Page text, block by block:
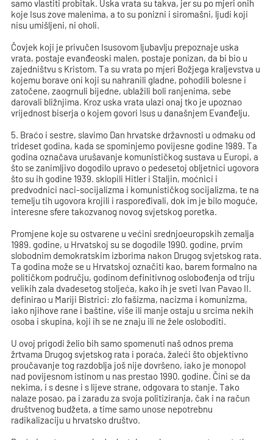
samo vlastiti probitak. Uska vrata su takva, jer su po mjeri onih
koje Isus zove malenima, a to su ponizni i siromašni, ljudi koji
nisu umišljeni, ni oholi.
Čovjek koji je privučen Isusovom ljubavlju prepoznaje uska
vrata, postaje evanđeoski malen, postaje ponizan, da bi bio u
zajedništvu s Kristom. Ta su vrata po mjeri Božjega kraljevstva u
kojemu borave oni koji su nahranili gladne, pohodili bolesne i
zatočene, zaogrnuli bijedne, ublažili boli ranjenima, sebe
darovali bližnjima. Kroz uska vrata ulazi onaj tko je upoznao
vrijednost biserja o kojem govori Isus u današnjem Evanđelju.
5. Braćo i sestre, slavimo Dan hrvatske državnosti u odmaku od
trideset godina, kada se spominjemo povijesne godine 1989. Ta
godina označava urušavanje komunističkog sustava u Europi, a
što se zanimljivo dogodilo upravo o pedesetoj obljetnici ugovora
što su ih godine 1939. sklopili Hitler i Staljin, moćnici i
predvodnici naci-socijalizma i komunističkog socijalizma, te na
temelju tih ugovora krojili i raspoređivali, dok im je bilo moguće,
interesne sfere takozvanog novog svjetskog poretka.
Promjene koje su ostvarene u većini srednjoeuropskih zemalja
1989. godine, u Hrvatskoj su se dogodile 1990. godine, prvim
slobodnim demokratskim izborima nakon Drugog svjetskog rata.
Ta godina može se u Hrvatskoj označiti kao, barem formalno na
političkom području, godinom definitivnog oslobođenja od triju
velikih zala dvadesetog stoljeća, kako ih je sveti Ivan Pavao II.
definirao u Mariji Bistrici: zlo fašizma, nacizma i komunizma,
iako njihove rane i baštine, više ili manje ostaju u srcima nekih
osoba i skupina, koji ih se ne znaju ili ne žele osloboditi.
U ovoj prigodi želio bih samo spomenuti naš odnos prema
žrtvama Drugog svjetskog rata i poraća, žaleći što objektivno
proučavanje tog razdoblja još nije dovršeno, iako je monopol
nad povijesnom istinom u nas prestao 1990. godine. Čini se da
nekima, i s desne i s lijeve strane, odgovara to stanje. Tako
nalaze posao, pa i zaradu za svoja politiziranja, čak i na račun
društvenog budžeta, a time samo unose nepotrebnu
radikalizaciju u hrvatsko društvo.